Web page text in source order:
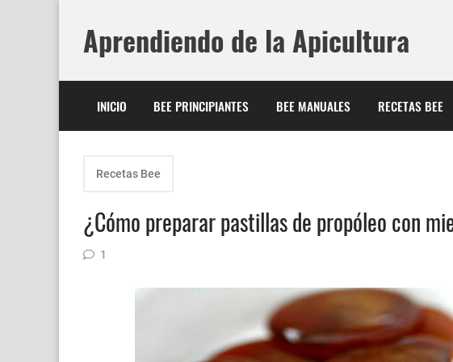
Aprendiendo de la Apicultura
INICIO BEE PRINCIPIANTES BEE MANUALES RECETAS BEE
Recetas Bee
¿Cómo preparar pastillas de propóleo con
1